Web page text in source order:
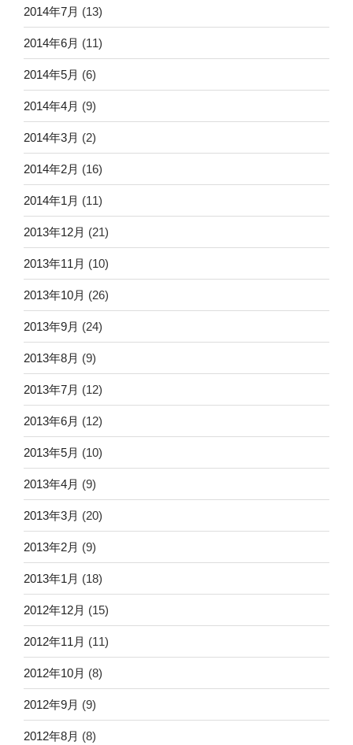
2014年7月 (13)
2014年6月 (11)
2014年5月 (6)
2014年4月 (9)
2014年3月 (2)
2014年2月 (16)
2014年1月 (11)
2013年12月 (21)
2013年11月 (10)
2013年10月 (26)
2013年9月 (24)
2013年8月 (9)
2013年7月 (12)
2013年6月 (12)
2013年5月 (10)
2013年4月 (9)
2013年3月 (20)
2013年2月 (9)
2013年1月 (18)
2012年12月 (15)
2012年11月 (11)
2012年10月 (8)
2012年9月 (9)
2012年8月 (8)